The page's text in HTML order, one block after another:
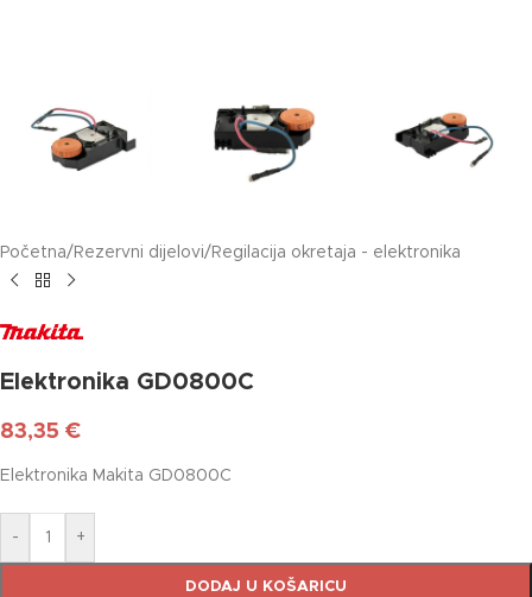
Početna/ Rezervni dijelovi/ Regilacija okretaja - elektronika
Elektronika GD0800C
83,35 €
Elektronika Makita GD0800C
- +
DODAJ U KOŠARICU